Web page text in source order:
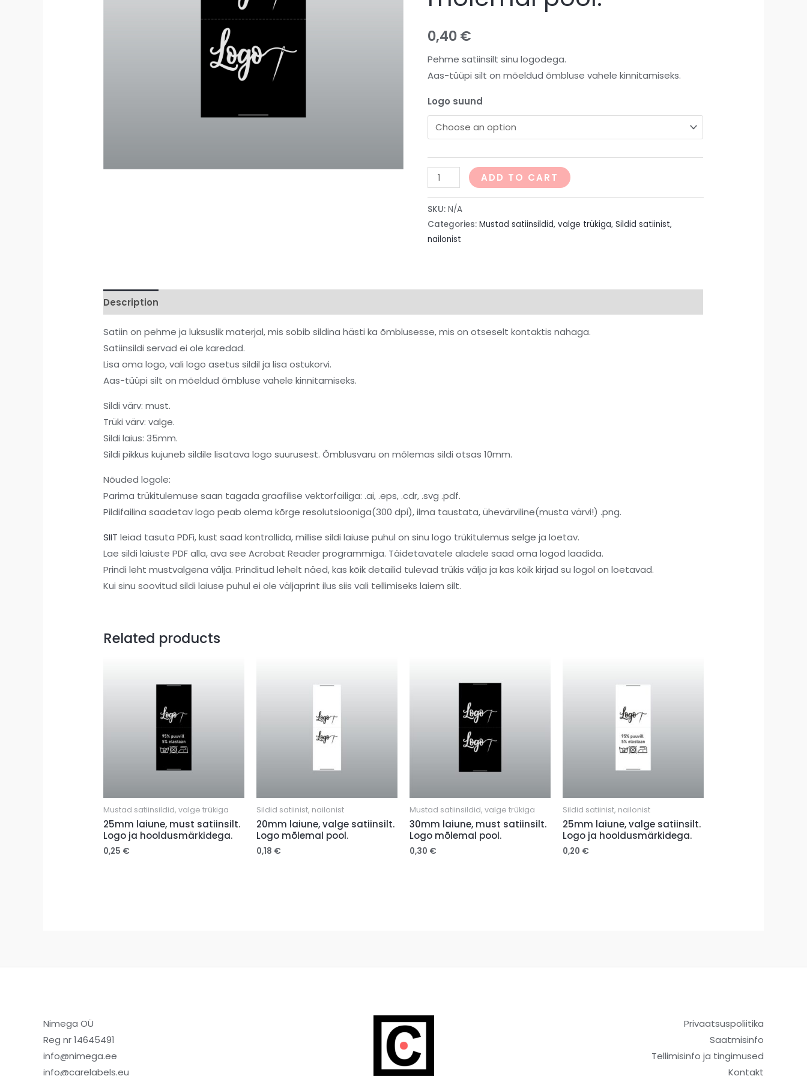
0,40€
Pehme satiinsilt sinu logodega.
Aas-tüüpi silt on mõeldud õmbluse vahele kinnitamiseks.
Logo suund
ADD TO CART
SKU: N/A
Categories: Mustad satiinsildid, valge trükiga, Sildid satiinist,
nailonist
Description
Satiin on pehme ja luksuslik materjal, mis sobib sildina hästi ka õmblusesse, mis on otseselt kontaktis nahaga.
Satiinsildi servad ei ole karedad.
Lisa oma logo, vali logo asetus sildil ja lisa ostukorvi.
Aas-tüüpi silt on mõeldud õmbluse vahele kinnitamiseks.
Sildi värv: must.
Trüki värv: valge.
Sildi laius: 35mm.
Sildi pikkus kujuneb sildile lisatava logo suurusest. Õmblusvaru on mõlemas sildi otsas 10mm.
Nõuded logole:
Parima trükitulemuse saan tagada graafilise vektorfailiga: .ai, .eps, .cdr, .svg .pdf.
Pildifailina saadetav logo peab olema kõrge resolutsiooniga(300 dpi), ilma taustata, ühevärviline(musta värvi!) .png.
SIIT leiad tasuta PDFi, kust saad kontrollida, millise sildi laiuse puhul on sinu logo trükitulemus selge ja loetav.
Lae sildi laiuste PDF alla, ava see Acrobat Reader programmiga. Täidetavatele aladele saad oma logod laadida.
Prindi leht mustvalgena välja. Prinditud lehelt näed, kas kõik detailid tulevad trükis välja ja kas kõik kirjad su logol on loetavad.
Kui sinu soovitud sildi laiuse puhul ei ole väljaprint ilus siis vali tellimiseks laiem silt.
Related products
Mustad satiinsildid, valge trükiga
25mm laiune, must satiinsilt.
Logo ja hooldusmärkidega.
0,25 €
Sildid satiinist, nailonist
20mm laiune, valge satiinsilt.
Logo mõlemal pool.
0,18 €
Mustad satiinsildid, valge trükiga
30mm laiune, must satiinsilt.
Logo mõlemal pool.
0,30 €
Sildid satiinist, nailonist
25mm laiune, valge satiinsilt.
Logo ja hooldusmärkidega.
0,20 €
Nimega OÜ
Reg nr 14645491
info@nimega.ee
info@carelabels.eu
Privaatsuspoliitika
Saatmisinfo
Tellimisinfo ja tingimused
Kontakt